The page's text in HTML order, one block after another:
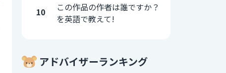
10
この作品の作者は誰ですか？
を英語で教えて!
アドバイザーランキング